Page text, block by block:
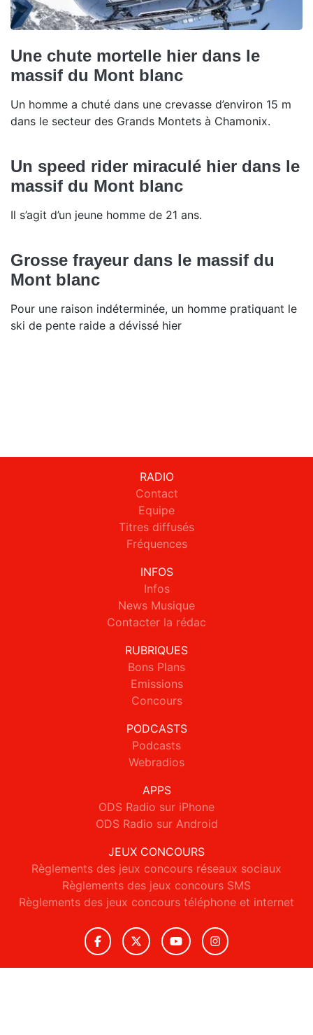
Une chute mortelle hier dans le
massif du Mont blanc
Un homme a chuté dans une crevasse d’environ 15 m
dans le secteur des Grands Montets à Chamonix.
Un speed rider miraculé hier dans le
massif du Mont blanc
Il s’agit d’un jeune homme de 21 ans.
Grosse frayeur dans le massif du
Mont blanc
Pour une raison indéterminée, un homme pratiquant le
ski de pente raide a dévissé hier
RADIO
Contact
Equipe
Titres diffusés
Fréquences
INFOS
Infos
News Musique
Contacter la rédac
RUBRIQUES
Bons Plans
Emissions
Concours
PODCASTS
Podcasts
Webradios
APPS
ODS Radio sur iPhone
ODS Radio sur Android
JEUX CONCOURS
Règlements des jeux concours réseaux sociaux
Règlements des jeux concours SMS
Règlements des jeux concours téléphone et internet